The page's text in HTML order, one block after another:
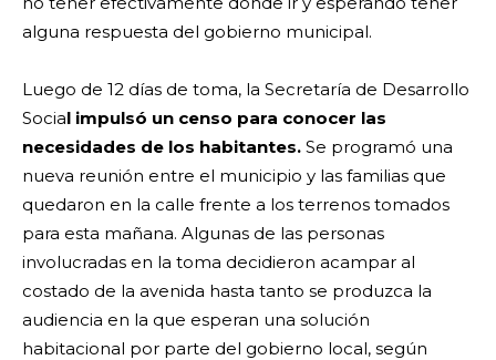
alguna respuesta del gobierno municipal.
Luego de 12 días de toma, la Secretaría de Desarrollo
Social impulsó un censo para conocer las
necesidades de los habitantes. Se programó una
nueva reunión entre el municipio y las familias que
quedaron en la calle frente a los terrenos tomados
para esta mañana. Algunas de las personas
involucradas en la toma decidieron acampar al
costado de la avenida hasta tanto se produzca la
audiencia en la que esperan una solución
habitacional por parte del gobierno local, según